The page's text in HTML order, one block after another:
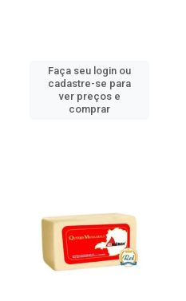
Faça seu login ou
cadastre-se para
ver preços e
comprar